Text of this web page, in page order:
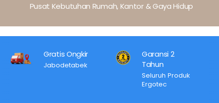
Pusat Kebutuhan Rumah, Kantor & Gaya Hidup
Gratis Ongkir
Jabodetabek
Garansi 2
Tahun
Seluruh Produk
Ergotec